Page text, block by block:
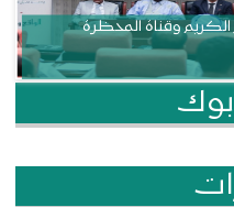
الكريم وقناة المحظرة